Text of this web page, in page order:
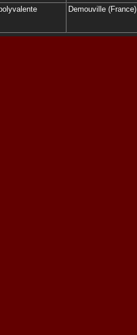
Demouville (France)